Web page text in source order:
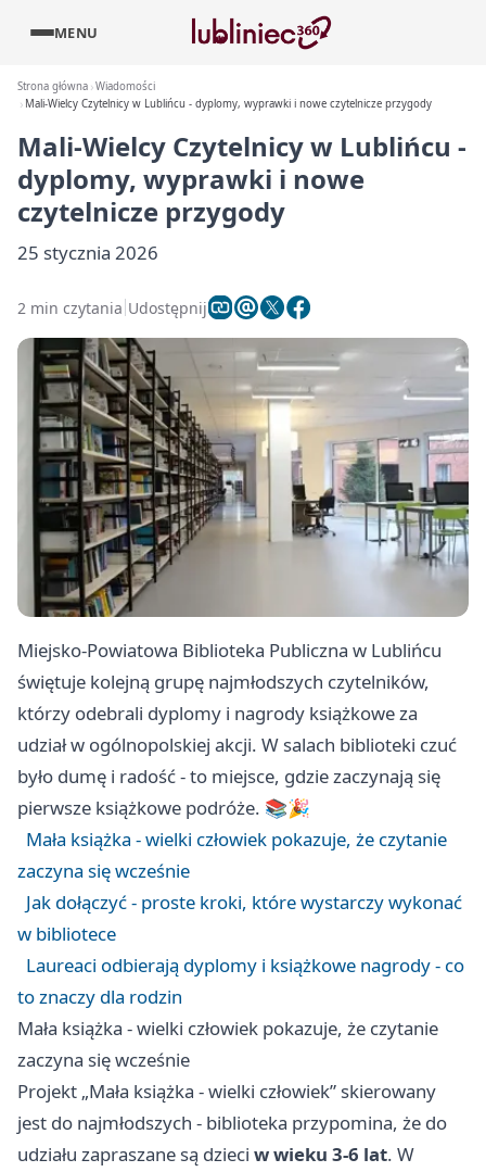
MENU
Strona główna Wiadomości
Mali-Wielcy Czytelnicy w Lublińcu - dyplomy, wyprawki i nowe czytelnicze przygody
Mali-Wielcy Czytelnicy w Lublińcu -
dyplomy, wyprawki i nowe
czytelnicze przygody
25 stycznia 2026
2 min czytania Udostępnij
Miejsko-Powiatowa Biblioteka Publiczna w Lublińcu
świętuje kolejną grupę najmłodszych czytelników,
którzy odebrali dyplomy i nagrody książkowe za
udział w ogólnopolskiej akcji. W salach biblioteki czuć
było dumę i radość - to miejsce, gdzie zaczynają się
pierwsze książkowe podróże. 📚🎉
Mała książka - wielki człowiek pokazuje, że czytanie
zaczyna się wcześnie
Jak dołączyć - proste kroki, które wystarczy wykonać
w bibliotece
Laureaci odbierają dyplomy i książkowe nagrody - co
to znaczy dla rodzin
Mała książka - wielki człowiek pokazuje, że czytanie
zaczyna się wcześnie
Projekt „Mała książka - wielki człowiek” skierowany
jest do najmłodszych - biblioteka przypomina, że do
udziału zapraszane są dzieci w wieku 3-6 lat. W